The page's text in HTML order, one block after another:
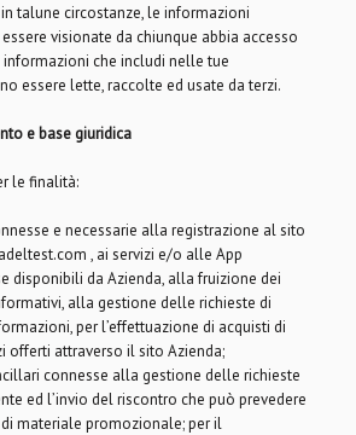
talune circostanze, le informazioni
visionate da chiunque abbia accesso
che includi nelle tue
essere lette, raccolte ed usate da terzi.
e base giuridica
le finalità:
e necessarie alla registrazione al sito
, ai servizi e/o alle App
disponibili da Azienda, alla fruizione dei
alla gestione delle richieste di
per l’effettuazione di acquisti di
offerti attraverso il sito Azienda;
connesse alla gestione delle richieste
ed l’invio del riscontro che può prevedere
materiale promozionale; per il